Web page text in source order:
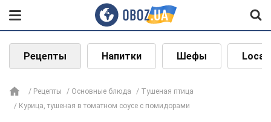
Рецепты Напитки Шефы Local
Рецепты Основные блюда
Тушеная птица
Курица, тушеная в томатном соусе с помидорами